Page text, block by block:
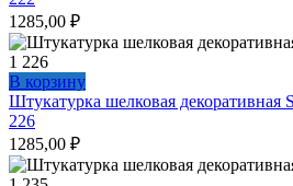
1285,00 ₽
В корзину
Штукатурка шелковая декоративная
226
1285,00 ₽